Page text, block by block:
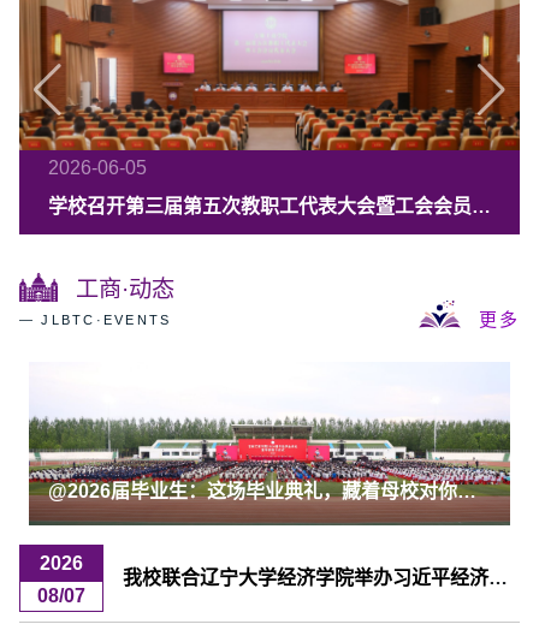
2026-05-16
“建行杯”中国国际大学生创新大赛（2026）吉林省赛暨“青年红色筑梦之旅”活动启动
2026-05-13
【健康校园】我校举办第二届“体育节”启动仪式暨师生环校园迷你马拉松赛
2026-06-23
@2026届毕业生：这场毕业典礼，藏着母校对你最深情的告白
2026-06-23
“红色精神唱响新时代——英模进校园思政文艺讲堂”暨吉林工商学院庆祝中国共产党成立105周年主题活动举行
2026-06-05
学校召开第三届第五次教职工代表大会暨工会会员代表大会
工商·动态
— JLBTC·EVENTS 更多
@2026届毕业生：这场毕业典礼，藏着母校对你最深情的告白
2026
08/07
我校联合辽宁大学经济学院举办习近平经济思想在东北地区的实践暨科研选题专家座谈会